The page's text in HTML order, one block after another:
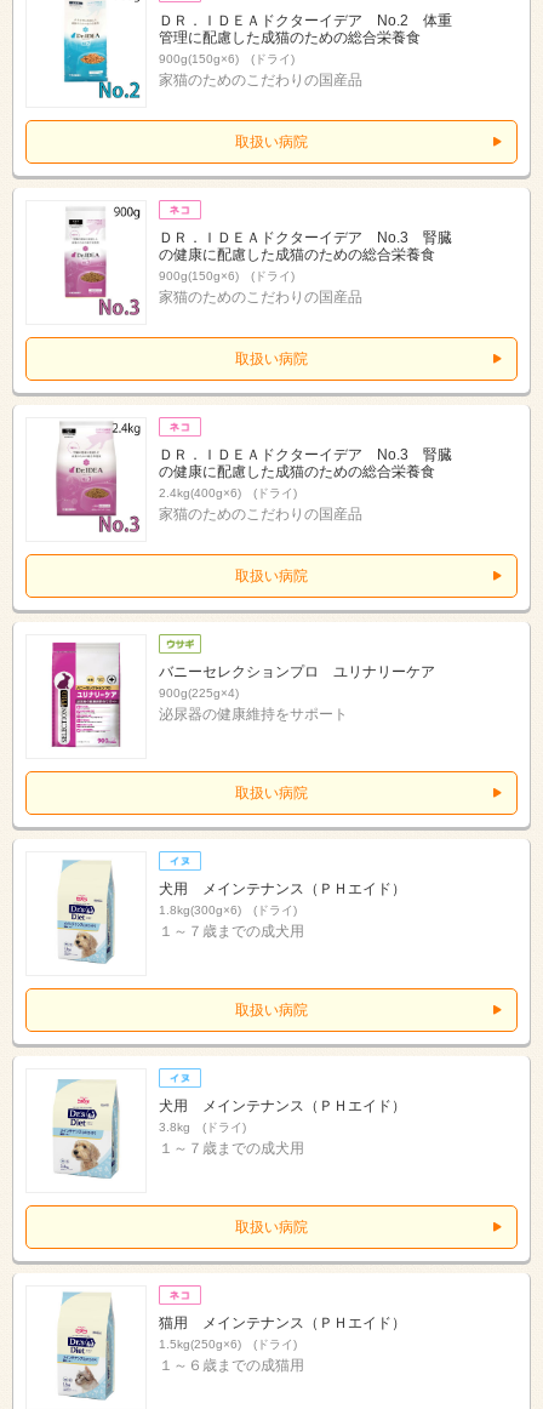
ＤＲ．ＩＤＥＡドクターイデア No.2 体重
管理に配慮した成猫のための総合栄養食
900g(150g×6) (ドライ)
家猫のためのこだわりの国産品
取扱い病院
ＤＲ．ＩＤＥＡドクターイデア No.3 腎臓
の健康に配慮した成猫のための総合栄養食
900g(150g×6) (ドライ)
家猫のためのこだわりの国産品
取扱い病院
ＤＲ．ＩＤＥＡドクターイデア No.3 腎臓
の健康に配慮した成猫のための総合栄養食
2.4kg(400g×6) (ドライ)
家猫のためのこだわりの国産品
取扱い病院
バニーセレクションプロ ユリナリーケア
900g(225g×4)
泌尿器の健康維持をサポート
取扱い病院
犬用 メインテナンス（ＰＨエイド）
1.8kg(300g×6) (ドライ)
１～７歳までの成犬用
取扱い病院
犬用 メインテナンス（ＰＨエイド）
3.8kg (ドライ)
１～７歳までの成犬用
取扱い病院
猫用 メインテナンス（ＰＨエイド）
1.5kg(250g×6) (ドライ)
１～６歳までの成猫用